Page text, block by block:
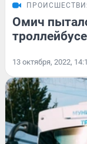
Омич
13 октября, 2022,